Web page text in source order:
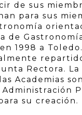
de sus
para sus
de
1998 a
Rectora. La
Academias
su creación.